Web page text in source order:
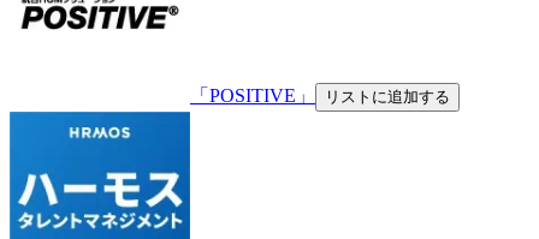
「POSITIVE」 リストに追加する